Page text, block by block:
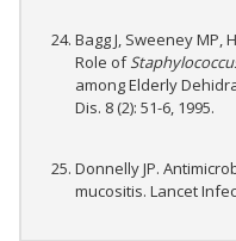
Bagg J, Sweeney MP,
Role of
among Elderly
Dis. 8 (2): 51-6, 1995.
Donnelly JP.
mucositis. Lancet